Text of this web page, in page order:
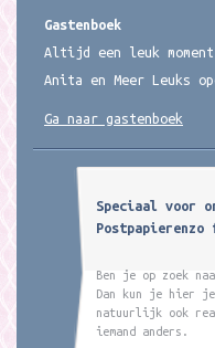
Gastenboek
Altijd een leuk
Anita en Meer Leuks
Ga naar gastenboek
Speciaal voor
Postpapierenzo
Ben je op zoek
Dan kun je hier
natuurlijk ook
iemand anders.